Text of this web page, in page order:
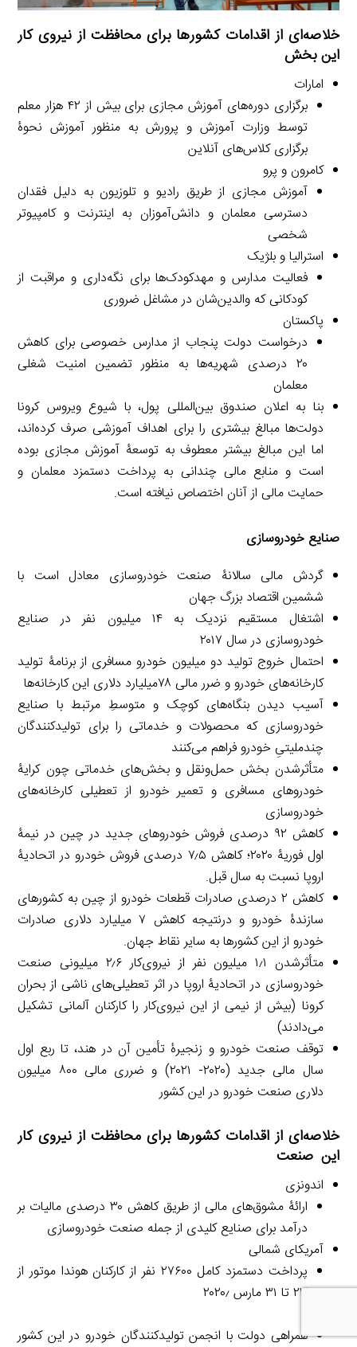
خلاصه‌ای از اقدامات کشورها برای محافظت از نیروی کار
این بخش
امارات
برگزاری دوره‌های آموزش مجازی برای بیش از ۴۲ هزار معلم
توسط وزارت آموزش و پرورش به منظور آموزش نحوۀ
برگزاری کلاس‌های آنلاین
کامرون و پرو
آموزش مجازی از طریق رادیو و تلوزیون به دلیل فقدان
دسترسی معلمان و دانش‌آموزان به اینترنت و کامپیوتر
شخصی
استرالیا و بلژیک
فعالیت مدارس و مهدکودک‌ها برای نگه‌داری و مراقبت از
کودکانی که والدین‌شان در مشاغل ضروری
پاکستان
درخواست دولت پنجاب از مدارس خصوصی برای کاهش
۲۰ درصدی شهریه‌ها به منظور تضمین امنیت شغلی
معلمان
بنا به اعلان صندوق بین‌المللی پول، با شیوع ویروس کرونا
دولت‌ها مبالغ بیشتری را برای اهداف آموزشی صرف کرده‌اند،
اما این مبالغ بیشتر معطوف به توسعۀ آموزش مجازی بوده
است و منابع مالی چندانی به پرداخت دستمزد معلمان و
حمایت مالی از آنان اختصاص نیافته است.
صنایع خودروسازی
گردش مالی سالانۀ صنعت خودروسازی معادل است با
ششمین اقتصاد بزرگ جهان
اشتغال مستقیم نزدیک به ۱۴ میلیون نفر در صنایع
خودروسازی در سال ۲۰۱۷
احتمال خروج تولید دو میلیون خودرو مسافری از برنامۀ تولید
کارخانه‌های خودرو و ضرر مالی ۷۸میلیارد دلاری این کارخانه‌ها
آسیب دیدن بنگاه‌های کوچک و متوسطِ مرتبط با صنایع
خودروسازی که محصولات و خدماتی را برای تولیدکنندگان
چندملیتیِ خودرو فراهم می‌کنند
متأثرشدن بخش حمل‌ونقل و بخش‌های خدماتی چون کرایۀ
خودروهای مسافری و تعمیر خودرو از تعطیلی کارخانه‌های
خودروسازی
کاهش ۹۲ درصدی فروش خودروهای جدید در چین در نیمۀ
اول فوریۀ ۲۰۲۰؛ کاهش ۷٫۵ درصدی فروش خودرو در اتحادیۀ
اروپا نسبت به سال قبل.
کاهش ۲ درصدی صادرات قطعات خودرو از چین به کشورهای
سازندۀ خودرو و درنتیجه کاهش ۷ میلیارد دلاری صادرات
خودرو از این کشورها به سایر نقاط جهان.
متأثرشدن ۱٫۱ میلیون نفر از نیروی‌کار ۲٫۶ میلیونی صنعت
خودروسازی در اتحادیۀ اروپا در اثر تعطیلی‌های ناشی از بحران
کرونا (بیش از نیمی از این نیروی‌کار را کارکنان آلمانی تشکیل
می‌دادند)
توقف صنعت خودرو و زنجیرۀ تأمین آن در هند، تا ربع اول
سال مالی جدید (۲۰۲۰- ۲۰۲۱) و ضرری مالی ۸۰۰ میلیون
دلاری صنعت خودرو در این کشور
خلاصه‌ای از اقدامات کشورها برای محافظت از نیروی کار
این صنعت
اندونزی
ارائۀ مشوق‌های مالی از طریق کاهش ۳۰ درصدی مالیات بر
درآمد برای صنایع کلیدی از جمله صنعت خودروسازی
آمریکای شمالی
پرداخت دستمزد کامل ۲۷۶۰۰ نفر از کارکنان هوندا موتور از
۲۳ تا ۳۱ مارس ۲۰۲۰٫
همراهی دولت با انجمن تولیدکنندگان خودرو در این کشور